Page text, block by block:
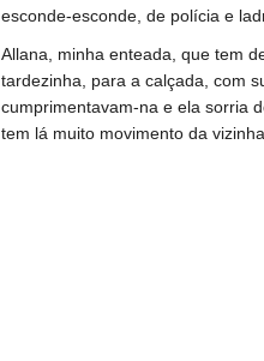
esconde-esconde, de polícia e
Allana, minha enteada, que tem
tardezinha, para a calçada, com
cumprimentavam-na e ela sorria
tem lá muito movimento da